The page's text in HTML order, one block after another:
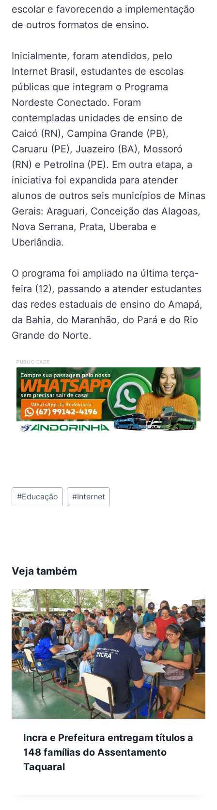
escolar e favorecendo a implementação
de outros formatos de ensino.
Inicialmente, foram atendidos, pelo
Internet Brasil, estudantes de escolas
públicas que integram o Programa
Nordeste Conectado. Foram
contempladas unidades de ensino de
Caicó (RN), Campina Grande (PB),
Caruaru (PE), Juazeiro (BA), Mossoró
(RN) e Petrolina (PE). Em outra etapa, a
iniciativa foi expandida para atender
alunos de outros seis municípios de Minas
Gerais: Araguari, Conceição das Alagoas,
Nova Serrana, Prata, Uberaba e
Uberlândia.
O programa foi ampliado na última terça-
feira (12), passando a atender estudantes
das redes estaduais de ensino do Amapá,
da Bahia, do Maranhão, do Pará e do Rio
Grande do Norte.
PUBLICIDADE
Tags
do
#Educação #Internet
Veja também
Incra e Prefeitura entregam títulos a
148 famílias do Assentamento
Taquaral